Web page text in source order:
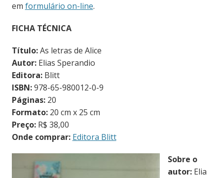
em formulário on-line.
FICHA TÉCNICA
Título:As letras de Alice
Autor:Elias Sperandio
Editora:Blitt
ISBN:978-65-980012-0-9
Páginas: 20
Formato: 20 cm x 25 cm
Preço:R$ 38,00
Onde comprar: Editora Blitt
Sobre o
autor: Elia